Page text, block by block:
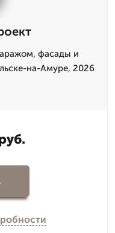
фасады и
на-Амуре, 2026